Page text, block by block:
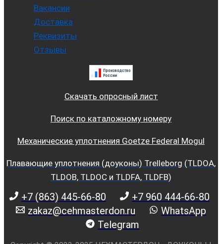
Вакансии
Доставка
Реквизиты
Отзывы
Скачать опросный лист
Поиск по каталожному номеру
Механические уплотнения Goetze Federal Mogul
Плавающие уплотнения (доуконы) Trelleborg (TLDOA,
TLDOB, TLDOC и TLDFA, TLDFB)
+7 (863) 445-66-80
+7 960 444-66-80
zakaz@cehmasterdon.ru
WhatsApp
Telegram